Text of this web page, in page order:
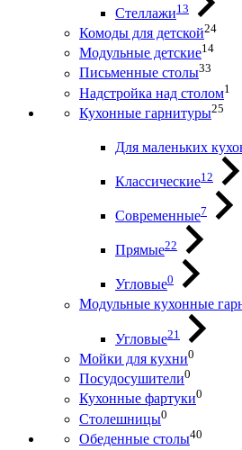
Стеллажи13
Комоды для детской24
Модульные детские14
Письменные столы33
Надстройка над столом1
Кухонные гарнитуры25
Для маленьких
Классические12
Современные7
Прямые22
Угловые0
Модульные кухонные
Угловые21
Мойки для кухни0
Посудосушители0
Кухонные фартуки0
Столешницы0
Обеденные столы40